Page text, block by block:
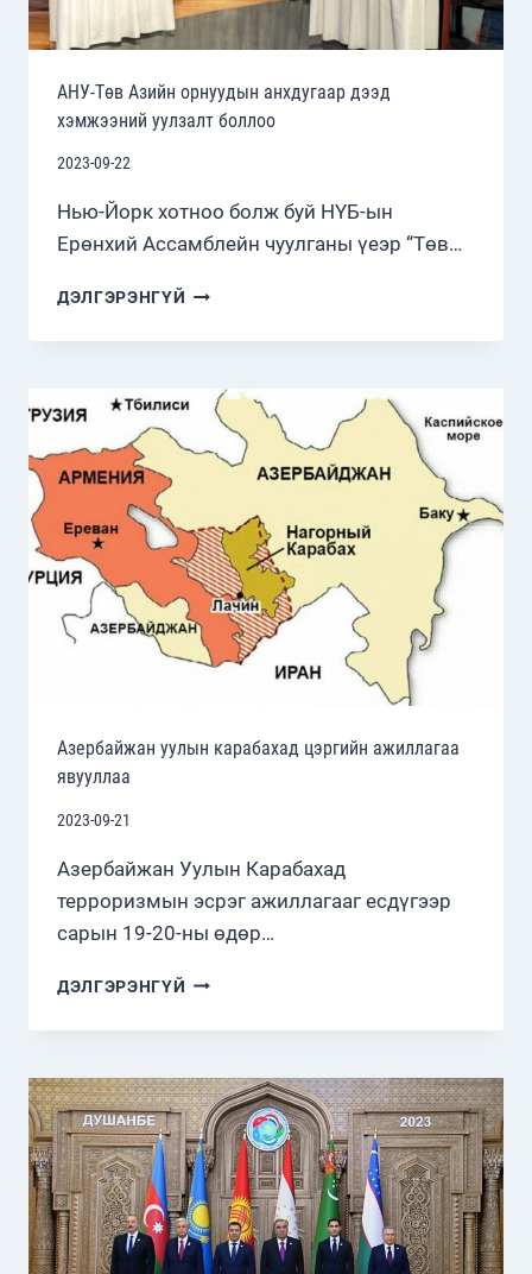
АНУ-Төв Азийн орнуудын анхдугаар дээд
хэмжээний уулзалт боллоо
2023-09-22
Нью-Йорк хотноо болж буй НҮБ-ын
Ерөнхий Ассамблейн чуулганы үеэр “Төв…
ДЭЛГЭРЭНГҮЙ АНУ-
АЗИЙН
АНХДУГААР
ДЭЭД
ХЭМЖЭЭНИЙ
УУЛЗАЛТ
Азербайжан уулын карабахад цэргийн ажиллагаа
явууллаа
2023-09-21
Азербайжан Уулын Карабахад
терроризмын эсрэг ажиллагааг есдүгээр
сарын 19-20-ны өдөр…
ДЭЛГЭРЭНГҮЙ АЗЕРБАЙЖАН
КАРАБАХАД
АЖИЛЛАГАА
ЯВУУЛЛАА